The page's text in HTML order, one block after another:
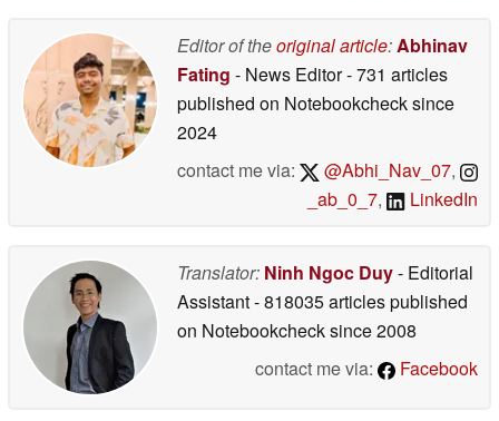
Editor of theoriginal article:Abhinav
Fating - News Editor- 731 articles
published on Notebookchecksince
2024
contact me via:
@Abhi_Nav_07,
_ab_0_7, LinkedIn
Translator: Ninh Ngoc Duy- Editorial
Assistant- 818035 articles published
on Notebookchecksince 2008
contact me via:
Facebook